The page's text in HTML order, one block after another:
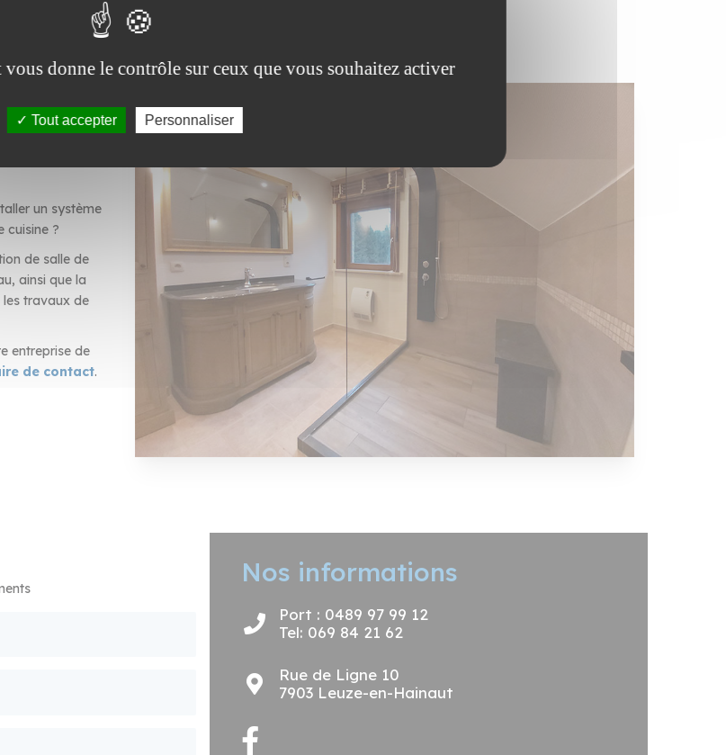
un système
cuisine ?
de salle de
ainsi que la
les travaux de
entreprise de
de contact.
Nos informations
Port : 0489 97 99 12
Tel: 069 84 21 62
Rue de Ligne 10
7903 Leuze-en-Hainaut
donne le contrôle sur ceux que vous souhaitez activer
Tout accepter Personnaliser